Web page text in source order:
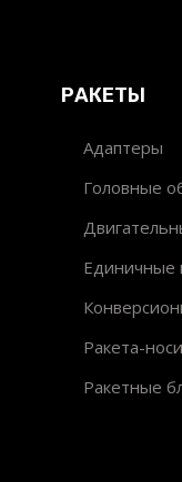
РАКЕТЫ
Адаптеры
Головные
Единичные
Ракета-
Ракетные